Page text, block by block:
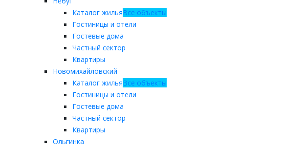
Каталог жильяВсе объекты
Гостиницы и отели
Гостевые дома
Частный сектор
Квартиры
Новомихайловский
Каталог жильяВсе объекты
Гостиницы и отели
Гостевые дома
Частный сектор
Квартиры
Ольгинка